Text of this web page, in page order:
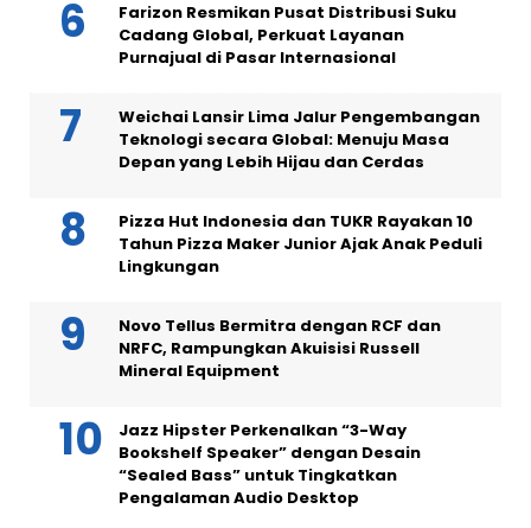
Farizon Resmikan Pusat Distribusi Suku
Cadang Global, Perkuat Layanan
Purnajual di Pasar Internasional
Weichai Lansir Lima Jalur Pengembangan
Teknologi secara Global: Menuju Masa
Depan yang Lebih Hijau dan Cerdas
Pizza Hut Indonesia dan TUKR Rayakan 10
Tahun Pizza Maker Junior Ajak Anak Peduli
Lingkungan
Novo Tellus Bermitra dengan RCF dan
NRFC, Rampungkan Akuisisi Russell
Mineral Equipment
Jazz Hipster Perkenalkan “3-Way
Bookshelf Speaker” dengan Desain
“Sealed Bass” untuk Tingkatkan
Pengalaman Audio Desktop